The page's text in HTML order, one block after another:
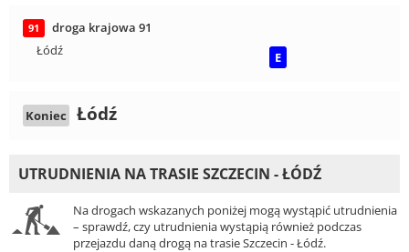
91
droga krajowa 91
Łódź
E
Koniec Łódź
UTRUDNIENIA NA TRASIE SZCZECIN - ŁÓDŹ
Na drogach wskazanych poniżej mogą wystąpić utrudnienia
– sprawdź, czy utrudnienia wystąpią również podczas
przejazdu daną drogą na trasie Szczecin - Łódź.